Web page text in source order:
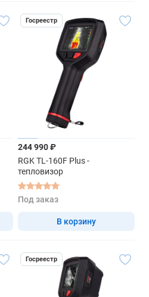
Госреестр
244 990 ₽
RGK TL-160F Plus -
тепловизор
Под заказ
В корзину
Госреестр